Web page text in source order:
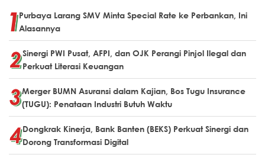
Purbaya Larang SMV Minta Special Rate ke Perbankan, Ini
Alasannya
Sinergi PWI Pusat, AFPI, dan OJK Perangi Pinjol Ilegal dan
Perkuat Literasi Keuangan
Merger BUMN Asuransi dalam Kajian, Bos Tugu Insurance
(TUGU): Penataan Industri Butuh Waktu
Dongkrak Kinerja, Bank Banten (BEKS) Perkuat Sinergi dan
Dorong Transformasi Digital